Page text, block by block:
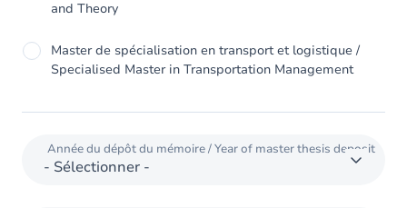
and Theory
Master de spécialisation en transport et logistique /
Specialised Master in Transportation Management
Année du dépôt du mémoire / Year of master thesis deposit